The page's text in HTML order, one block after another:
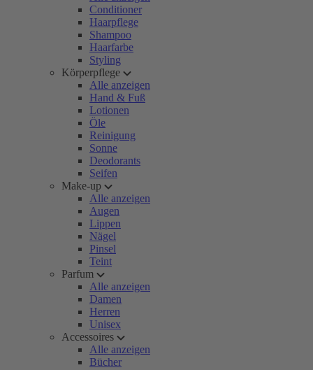
Conditioner
Haarpflege
Shampoo
Haarfarbe
Styling
Körperpflege
Alle anzeigen
Hand & Fuß
Lotionen
Öle
Reinigung
Sonne
Deodorants
Seifen
Make-up
Alle anzeigen
Augen
Lippen
Nägel
Pinsel
Teint
Parfum
Alle anzeigen
Damen
Herren
Unisex
Accessoires
Alle anzeigen
Bücher